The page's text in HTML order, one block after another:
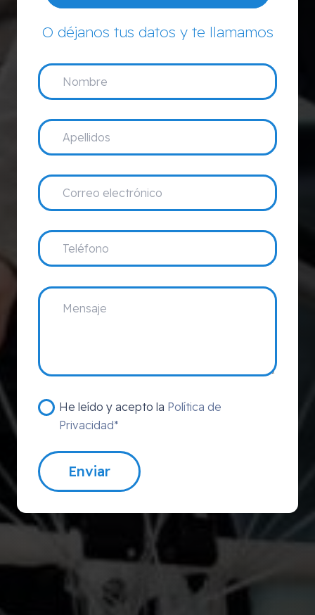
O déjanos tus datos y te llamamos
He leído y acepto la Política de
Privacidad*